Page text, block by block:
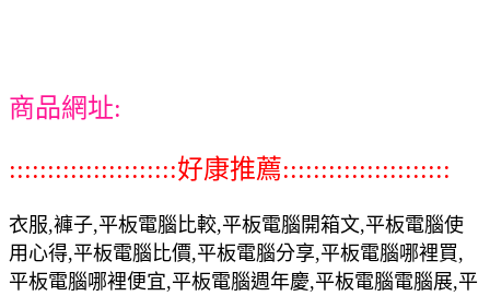
商品網址:
::::::::::::::::::::::好康推薦::::::::::::::::::::::
衣服,褲子,平板電腦比較,平板電腦開箱文,平板電腦使
用心得,平板電腦比價,平板電腦分享,平板電腦哪裡買,
平板電腦哪裡便宜,平板電腦週年慶,平板電腦電腦展,平